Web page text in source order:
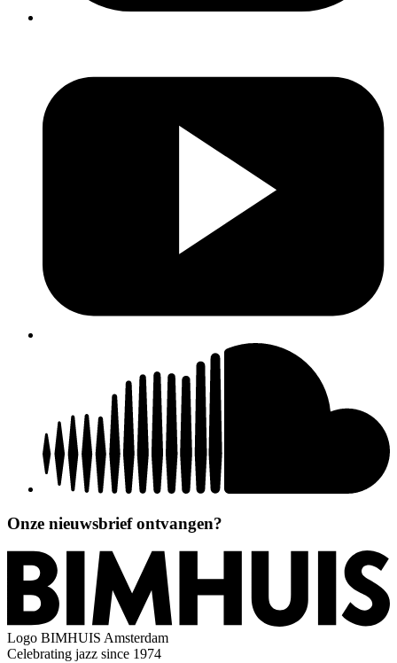
Onze nieuwsbrief ontvangen?
Logo BIMHUIS Amsterdam
Celebrating jazz since 1974